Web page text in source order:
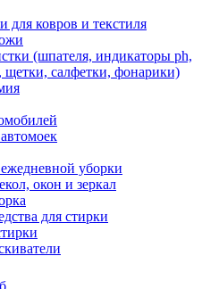
для ковров и текстиля
(шпателя, индикаторы ph,
щетки, салфетки, фонарики)
уборки
окон и зеркал
для стирки